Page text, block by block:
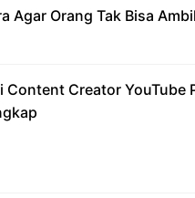
Agar Orang Tak Bisa
Content Creator YouTube